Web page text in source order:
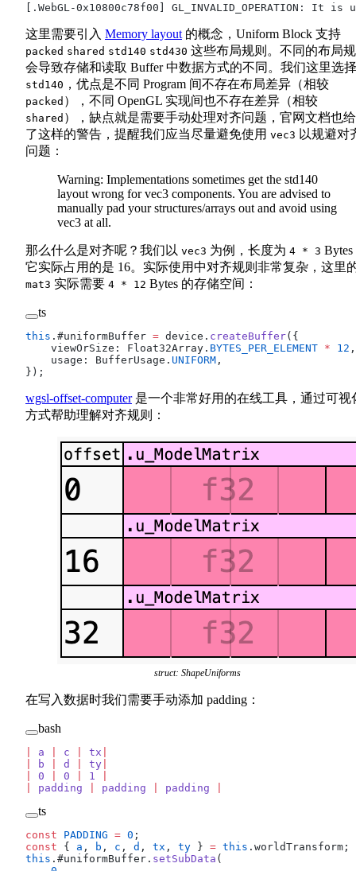
[.WebGL-0x10800c78f00]
这里需要引入 Memory layout 的概念，Uniform Block 支持
packed shared std140 std430 这些布局规则。不同的布局
会导致存储和读取 Buffer 中数据方式的不同。我们这里选择
std140 ，优点是不同 Program 间不存在布局差异（相较
packed ），不同 OpenGL 实现间也不存在差异（相较
shared ），缺点就是需要手动处理对齐问题，官网文档也
了这样的警告，提醒我们应当尽量避免使用 vec3 以规避对
问题：
Warning: Implementations sometimes get the std140
layout wrong for vec3 components. You are advised to
manually pad your structures/arrays out and avoid using
vec3 at all.
那么什么是对齐呢？我们以 vec3 为例，长度为 4 * 3 Bytes
它实际占用的是 16。实际使用中对齐规则非常复杂，这里
mat3 实际需要 4 * 12 Bytes 的存储空间：
ts
this .#uniformBuffer = device. createBuffer({
    viewOrSize: Float32Array.
BYTES_PER_ELEMENT * 12
    usage: BufferUsage.
UNIFORM ,
});
wgsl-offset-computer是一个非常好用的在线工具，通过可视
方式帮助理解对齐规则：
struct: ShapeUniforms
在写入数据时我们需要手动添加 padding：
bash
a c tx
b d ty
0 0 1
padding padding padding
ts
const PADDING = 0 ;
const { a , b , c , d , tx , ty } = this .worldTransform;
this .#uniformBuffer. setSubData (